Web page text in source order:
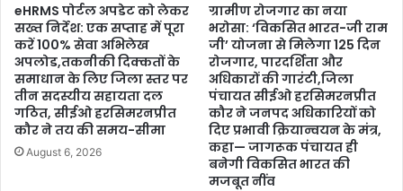
eHRMS पोर्टल अपडेट को लेकर
सख्त निर्देश: एक सप्ताह में पूरा
करें 100% सेवा अभिलेख
अपलोड,तकनीकी दिक्कतों के
समाधान के लिए जिला स्तर पर
तीन सदस्यीय सहायता दल
गठित, सीईओ हरसिमरनप्रीत
कौर ने तय की समय-सीमा
August 6, 2026
ग्रामीण रोजगार का नया
भरोसा: ‘विकसित भारत-जी राम
जी’ योजना से मिलेगा 125 दिन
रोजगार, पारदर्शिता और
अधिकारों की गारंटी,जिला
पंचायत सीईओ हरसिमरनप्रीत
कौर ने जनपद अधिकारियों को
दिए प्रभावी क्रियान्वयन के मंत्र,
कहा— जागरूक पंचायत ही
बनेगी विकसित भारत की
मजबूत नींव